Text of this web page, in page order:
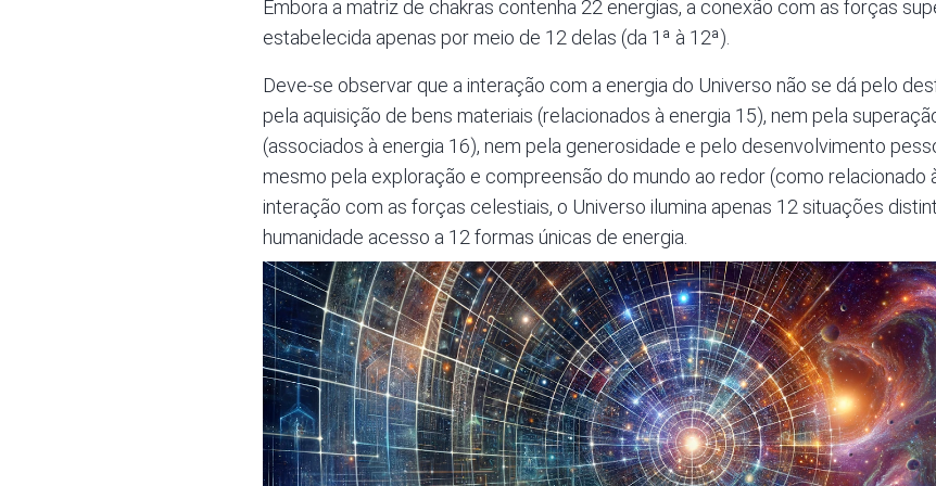
Embora a matriz de chakras contenha 22 energias, a conexão com as forças
estabelecida apenas por meio de 12 delas (da 1ª à 12ª).
Deve-se observar que a interação com a energia do Universo não se dá pelo
pela aquisição de bens materiais (relacionados à energia 15), nem pela
(associados à energia 16), nem pela generosidade e pelo desenvolvimento
mesmo pela exploração e compreensão do mundo ao redor (como relacionado
interação com as forças celestiais, o Universo ilumina apenas 12 situações
humanidade acesso a 12 formas únicas de energia.